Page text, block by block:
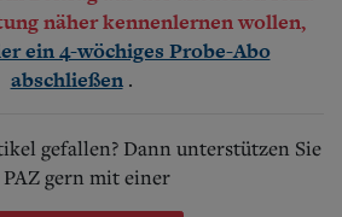
näher kennenlernen wollen,
ein 4-wöchiges Probe-Abo
abschließen .
gefallen? Dann unterstützen Sie
gern mit einer